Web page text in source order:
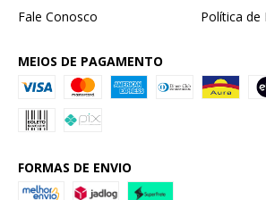
Fale Conosco Política de
MEIOS DE PAGAMENTO
FORMAS DE ENVIO